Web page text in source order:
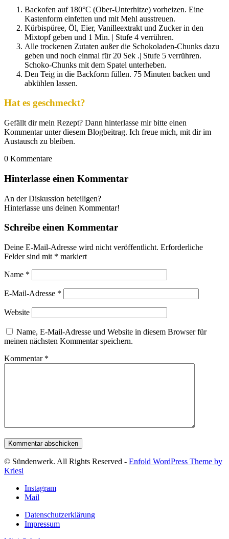
Backofen auf 180°C (Ober-Unterhitze) vorheizen. Eine
Kastenform einfetten und mit Mehl ausstreuen.
Kürbispüree, Öl, Eier, Vanilleextrakt und Zucker in den
Mixtopf geben und 1 Min. | Stufe 4 verrühren.
Alle trockenen Zutaten außer die Schokoladen-Chunks dazu
geben und noch einmal für 20 Sek .| Stufe 5 verrühren.
Schoko-Chunks mit dem Spatel unterheben.
Den Teig in die Backform füllen. 75 Minuten backen und
abkühlen lassen.
Hat es geschmeckt?
Gefällt dir mein Rezept? Dann hinterlasse mir bitte einen
Kommentar unter diesem Blogbeitrag. Ich freue mich, mit dir im
Austausch zu bleiben.
0 Kommentare
Hinterlasse einen Kommentar
An der Diskussion beteiligen?
Hinterlasse uns deinen Kommentar!
Schreibe einen Kommentar
Deine E-Mail-Adresse wird nicht veröffentlicht. Erforderliche
Felder sind mit * markiert
Name *
E-Mail-Adresse *
Website
Name, E-Mail-Adresse und Website in diesem Browser für
meinen nächsten Kommentar speichern.
Kommentar *
© Sündenwerk. All Rights Reserved - Enfold WordPress Theme by
Kriesi
Instagram
Mail
Datenschutzerklärung
Impressum